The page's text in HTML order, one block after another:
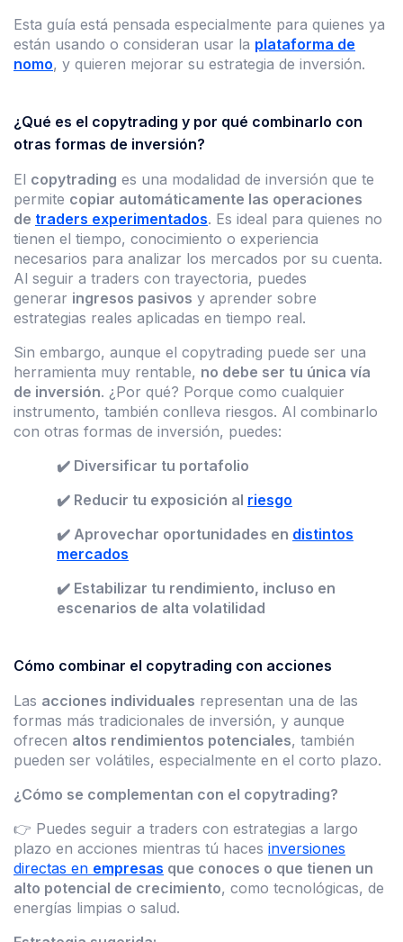
Esta guía está pensada especialmente para quienes ya
están usando o consideran usar la plataforma de
nomo, y quieren mejorar su estrategia de inversión.
¿Qué es el copytrading y por qué combinarlo con
otras formas de inversión?
El copytrading es una modalidad de inversión que te
permite copiar automáticamente las operaciones
de traders experimentados. Es ideal para quienes no
tienen el tiempo, conocimiento o experiencia
necesarios para analizar los mercados por su cuenta.
Al seguir a traders con trayectoria, puedes
generar ingresos pasivos y aprender sobre
estrategias reales aplicadas en tiempo real.
Sin embargo, aunque el copytrading puede ser una
herramienta muy rentable, no debe ser tu única vía
de inversión. ¿Por qué? Porque como cualquier
instrumento, también conlleva riesgos. Al combinarlo
con otras formas de inversión, puedes:
✔️ Diversificar tu portafolio
✔️ Reducir tu exposición al riesgo
✔️ Aprovechar oportunidades en distintos
mercados
✔️ Estabilizar tu rendimiento, incluso en
escenarios de alta volatilidad
Cómo combinar el copytrading con acciones
Las acciones individuales representan una de las
formas más tradicionales de inversión, y aunque
ofrecen altos rendimientos potenciales, también
pueden ser volátiles, especialmente en el corto plazo.
¿Cómo se complementan con el copytrading?
👉 Puedes seguir a traders con estrategias a largo
plazo en acciones mientras tú haces inversiones
directas en empresas que conoces o que tienen un
alto potencial de crecimiento, como tecnológicas, de
energías limpias o salud.